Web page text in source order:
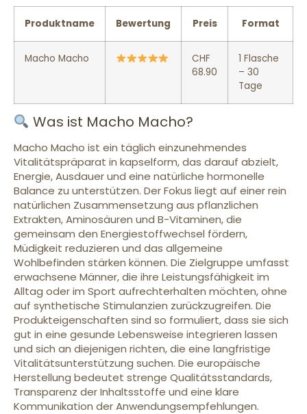
Produktname Bewertung Preis Format
Macho Macho
CHF
68.90
1 Flasche
– 30
Tage
Was ist Macho Macho?
Macho Macho ist ein täglich einzunehmendes
Vitalitätspräparat in kapselform, das darauf abzielt,
Energie, Ausdauer und eine natürliche hormonelle
Balance zu unterstützen. Der Fokus liegt auf einer rein
natürlichen Zusammensetzung aus pflanzlichen
Extrakten, Aminosäuren und B-Vitaminen, die
gemeinsam den Energiestoffwechsel fördern,
Müdigkeit reduzieren und das allgemeine
Wohlbefinden stärken können. Die Zielgruppe umfasst
erwachsene Männer, die ihre Leistungsfähigkeit im
Alltag oder im Sport aufrechterhalten möchten, ohne
auf synthetische Stimulanzien zurückzugreifen. Die
Produkteigenschaften sind so formuliert, dass sie sich
gut in eine gesunde Lebensweise integrieren lassen
und sich an diejenigen richten, die eine langfristige
Vitalitätsunterstützung suchen. Die europäische
Herstellung bedeutet strenge Qualitätsstandards,
Transparenz der Inhaltsstoffe und eine klare
Kommunikation der Anwendungsempfehlungen.